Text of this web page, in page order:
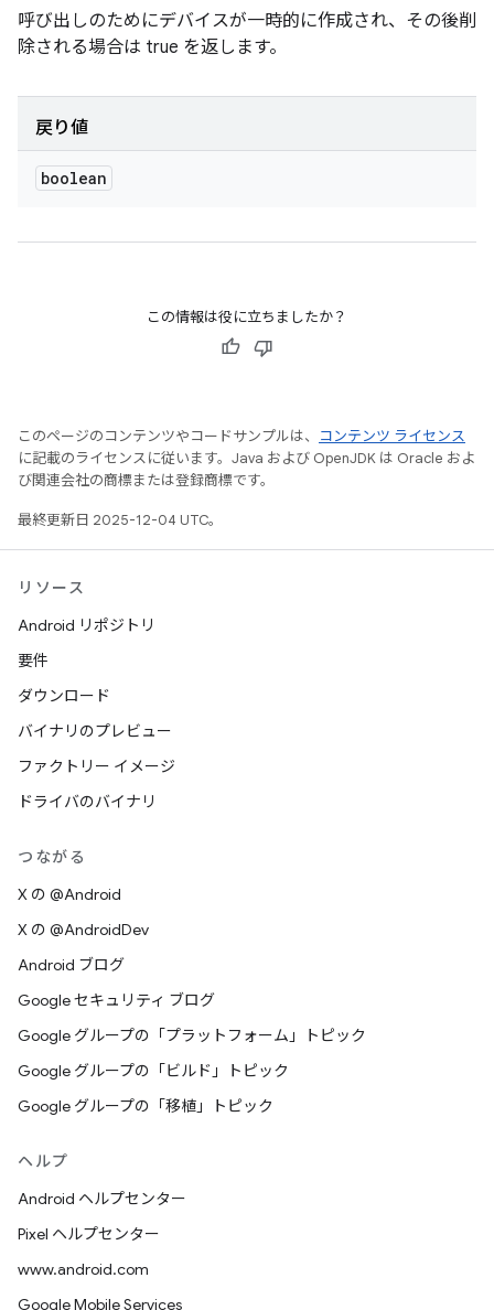
呼び出しのためにデバイスが一時的に作成され、その後削
除される場合は true を返します。
戻り値
boolean
この情報は役に立ちましたか？
このページのコンテンツやコードサンプルは、
コンテンツ ライセンス
に記載のライセンスに従います。Java および OpenJDK は Oracle およ
び関連会社の商標または登録商標です。
最終更新日 2025-12-04 UTC。
リソース
Android リポジトリ
要件
ダウンロード
バイナリのプレビュー
ファクトリー イメージ
ドライバのバイナリ
つながる
X の @Android
X の @AndroidDev
Android ブログ
Google セキュリティ ブログ
Google グループの「プラットフォーム」トピック
Google グループの「ビルド」トピック
Google グループの「移植」トピック
ヘルプ
Android ヘルプセンター
Pixel ヘルプセンター
www.android.com
Google Mobile Services